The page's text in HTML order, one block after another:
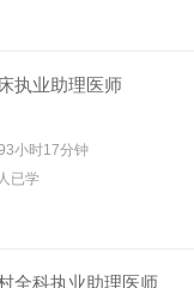
执业助理医师
小时17分钟
已学
全科执业助理医师